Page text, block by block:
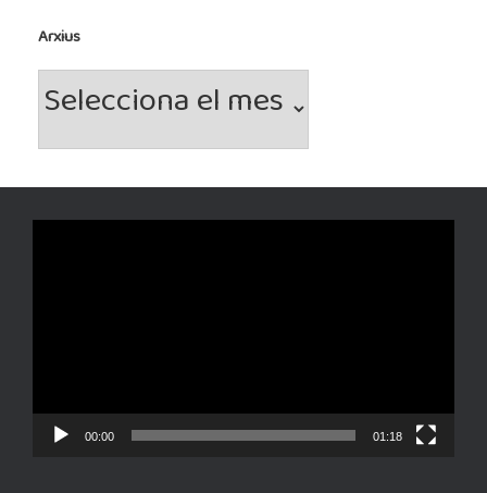
Arxius
Arxius
Reproductor
00:00 01:18